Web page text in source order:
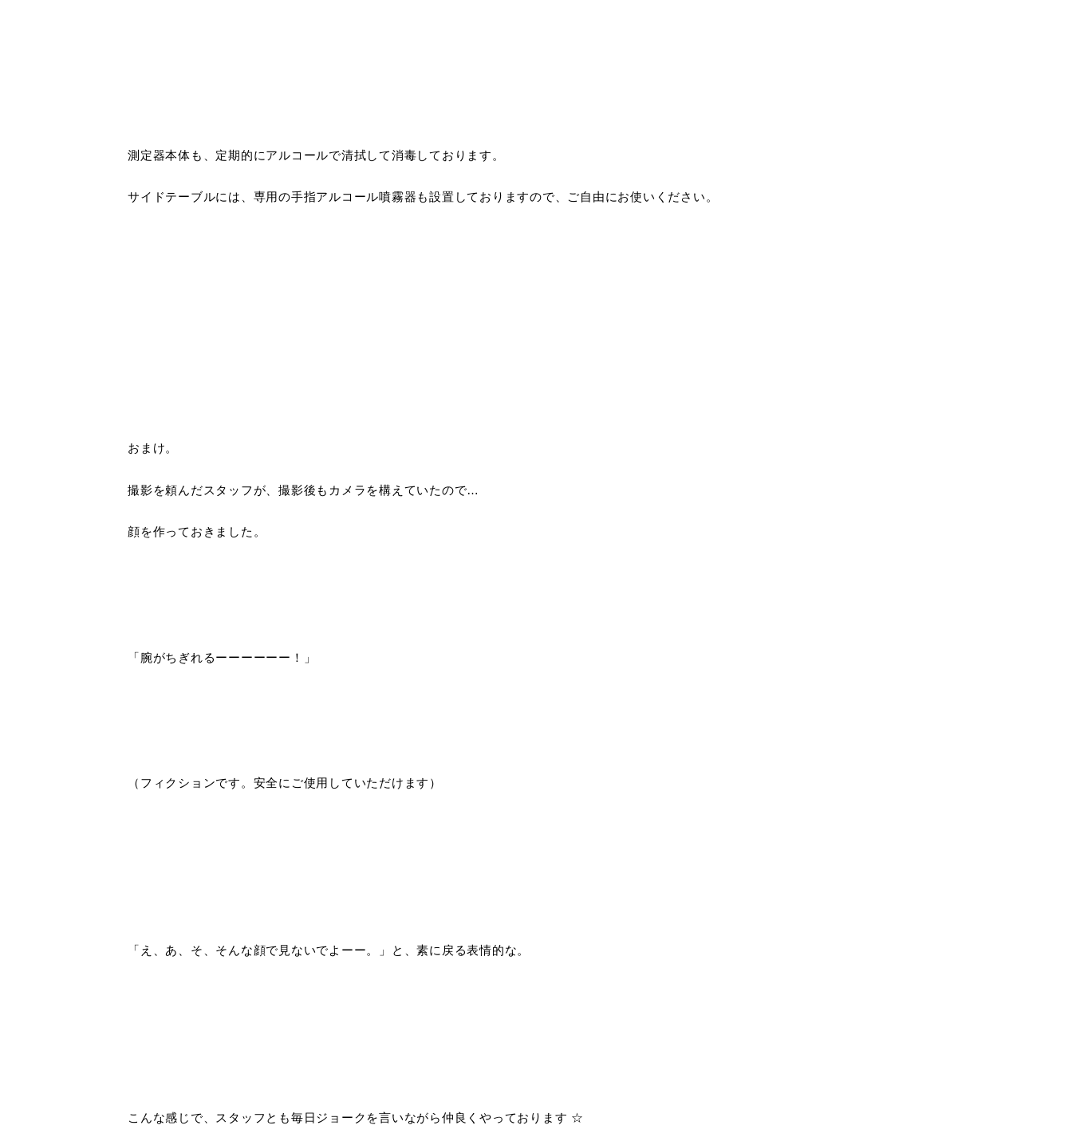
測定器本体も、定期的にアルコールで清拭して消毒しております。
サイドテーブルには、専用の手指アルコール噴霧器も設置しておりますので、ご自由にお使いください。
おまけ。
撮影を頼んだスタッフが、撮影後もカメラを構えていたので…
顔を作っておきました。
「腕がちぎれるーーーーーー！」
（フィクションです。安全にご使用していただけます）
「え、あ、そ、そんな顔で見ないでよーー。」と、素に戻る表情的な。
こんな感じで、スタッフとも毎日ジョークを言いながら仲良くやっております ☆